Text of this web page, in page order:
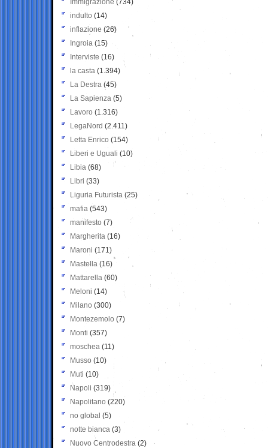
Immigrazione (734)
indulto (14)
inflazione (26)
Ingroia (15)
Interviste (16)
la casta (1.394)
La Destra (45)
La Sapienza (5)
Lavoro (1.316)
LegaNord (2.411)
Letta Enrico (154)
Liberi e Uguali (10)
Libia (68)
Libri (33)
Liguria Futurista (25)
mafia (543)
manifesto (7)
Margherita (16)
Maroni (171)
Mastella (16)
Mattarella (60)
Meloni (14)
Milano (300)
Montezemolo (7)
Monti (357)
moschea (11)
Musso (10)
Muti (10)
Napoli (319)
Napolitano (220)
no global (5)
notte bianca (3)
Nuovo Centrodestra (2)